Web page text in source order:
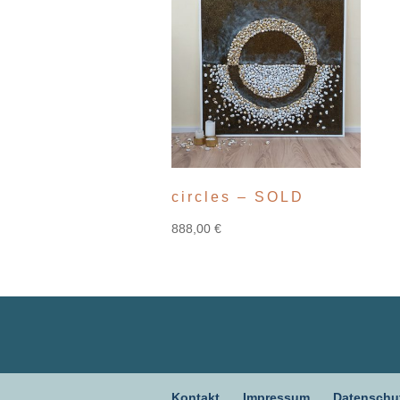
circles – SOLD
888,00 €